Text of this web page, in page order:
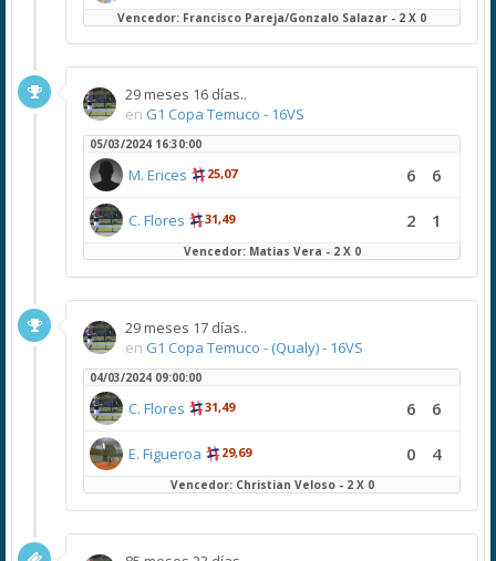
Vencedor: Francisco Pareja/Gonzalo Salazar - 2 X 0
29 meses 16 días..
en G1 Copa Temuco - 16VS
05/03/2024 16:30:00
M. Erices 25,07 6 6
C. Flores 31,49 2 1
Vencedor: Matias Vera - 2 X 0
29 meses 17 días..
en G1 Copa Temuco - (Qualy) - 16VS
04/03/2024 09:00:00
C. Flores 31,49 6 6
E. Figueroa 29,69 0 4
Vencedor: Christian Veloso - 2 X 0